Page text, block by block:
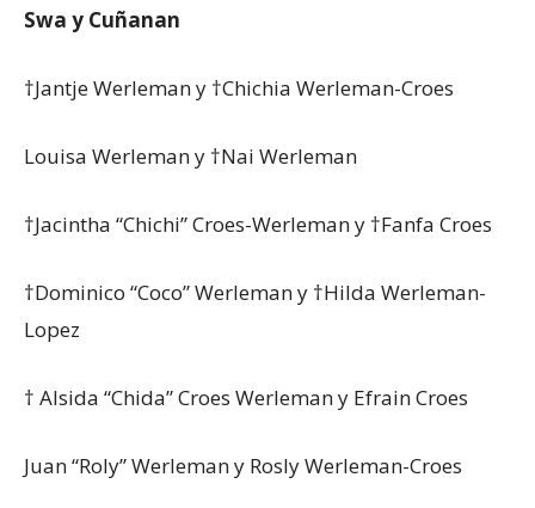
Swa y Cuñanan
†Jantje Werleman y †Chichia Werleman-Croes
Louisa Werleman y †Nai Werleman
†Jacintha “Chichi” Croes-Werleman y †Fanfa Croes
†Dominico “Coco” Werleman y †Hilda Werleman-
Lopez
† Alsida “Chida” Croes Werleman y Efrain Croes
Juan “Roly” Werleman y Rosly Werleman-Croes